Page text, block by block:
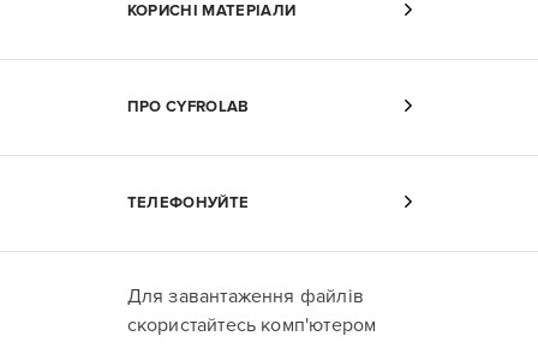
КОРИСНІ МАТЕРІАЛИ
ПРО CYFROLAB
ТЕЛЕФОНУЙТЕ
Для завантаження файлів
скористайтесь комп'ютером